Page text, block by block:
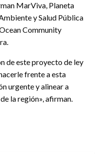
MarViva, Planeta
y Salud Pública
Community
de este proyecto de ley
frente a esta
urgente y alinear a
la región», afirman.